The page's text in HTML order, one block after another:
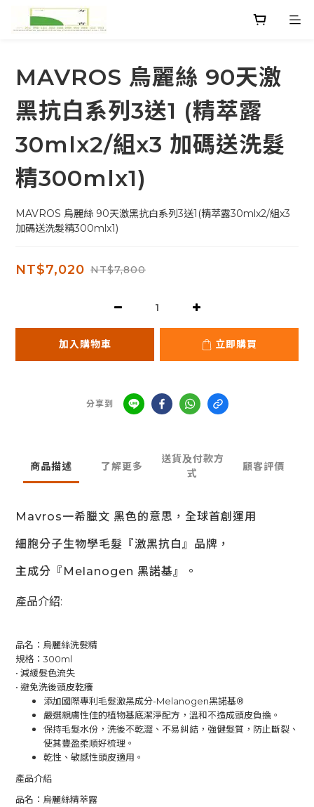
MAVROS 烏麗絲 90天激
黑抗白系列3送1 (精萃露
30mlx2/組x3 加碼送洗髮
精300mlx1)
MAVROS 烏麗絲 90天激黑抗白系列3送1(精萃露30mlx2/組x3
加碼送洗髮精300mlx1)
NT$7,020 NT$7,800
加入購物車 立即購買
分享到
商品描述 了解更多
送貨及付款方
式
顧客評價
Mavros一希臘文 黑色的意思，全球首創運用
細胞分子生物學毛髮『激黑抗白』品牌，
主成分『Melanogen 黑諾基』。
產品介紹:
品名：烏麗絲洗髮精
規格：300ml
• 減緩髮色流失
• 避免洗後頭皮乾癢
添加國際專利毛髮激黑成分-Melanogen黑諾基®
嚴選親膚性佳的植物基底潔淨配方，溫和不造成頭皮負擔。
保持毛髮水份，洗後不乾澀、不易糾結，強健髮質，防止斷裂、
使其豐盈柔順好梳理。
乾性、敏感性頭皮適用。
產品介紹
品名：烏麗絲精萃露